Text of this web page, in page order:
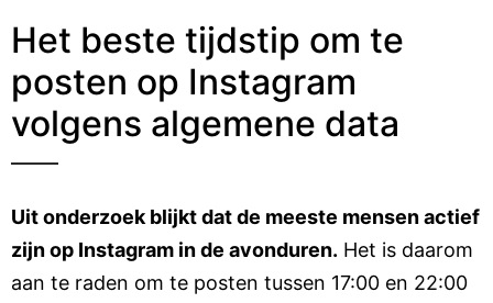
Het beste tijdstip om te
posten op Instagram
volgens algemene data
Uit onderzoek blijkt dat de meeste mensen actief
zijn op Instagram in de avonduren. Het is daarom
aan te raden om te posten tussen 17:00 en 22:00